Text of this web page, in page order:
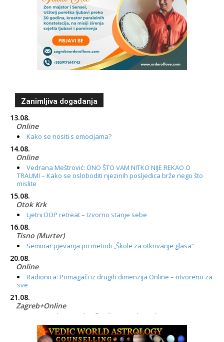
Zanimljiva događanja
13.08.
Online
Kako se nositi s emocijama?
14.08.
Online
Vedrana Meštrović: ONO ŠTO VAM NITKO NIJE REKAO O
TRAUMI – Kako se osloboditi njezinih posljedica brže nego što
mislite
15.08.
Otok Krk
Ljetni DOP retreat – Izvorno stanje sebe
16.08.
Tisno (Murter)
Seminar pjevanja po metodi „Škole za otkrivanje glasa“
20.08.
Online
Radionica: Pomagači iz drugih dimenzija Online – otvoreno za
sve
21.08.
Zagreb+Online
Osnovni ThetaHealing® tečaj, Zagreb i Online
Zagreb